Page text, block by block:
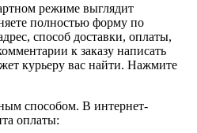
режиме выглядит
полностью форму по
способ доставки, оплаты,
к заказу написать
курьеру вас найти. Нажмите
способом. В интернет-
оплаты: